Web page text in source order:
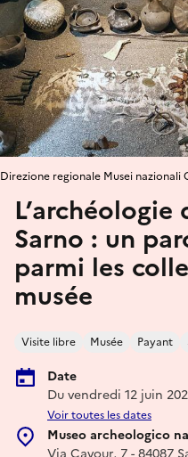
Sarno : un
parmi les
musée
Visite libre Musée Payant
Date
Du vendredi 12 juin
Voir toutes les dates
Museo archeologico
Direzione regionale Musei nazionali